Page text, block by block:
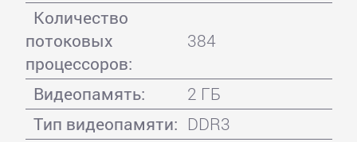
Количество
потоковых
процессоров:
384
Видеопамять:
2 ГБ
Тип видеопамяти: DDR3